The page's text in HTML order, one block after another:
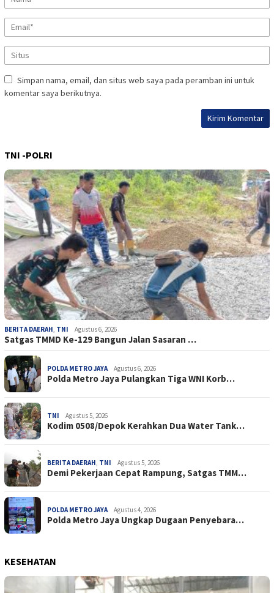
Simpan nama, email, dan situs web saya pada peramban ini untuk
komentar saya berikutnya.
TNI -POLRI
BERITA DAERAH, TNI Agustus 6, 2026
Satgas TMMD Ke-129 Bangun Jalan Sasaran …
POLDA METRO JAYA Agustus 6, 2026
Polda Metro Jaya Pulangkan Tiga WNI Korb…
TNI Agustus 5, 2026
Kodim 0508/Depok Kerahkan Dua Water Tank…
BERITA DAERAH, TNI Agustus 5, 2026
Demi Pekerjaan Cepat Rampung, Satgas TMM…
POLDA METRO JAYA Agustus 4, 2026
Polda Metro Jaya Ungkap Dugaan Penyebara…
KESEHATAN